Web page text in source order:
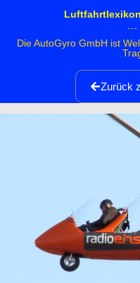
Die AutoGyro GmbH ist
Zurück